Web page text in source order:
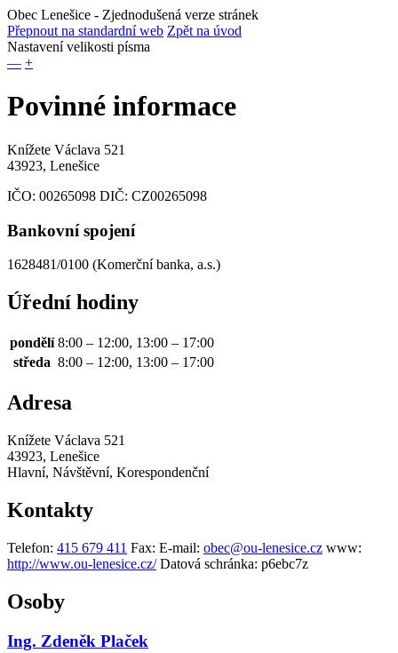
Obec Lenešice - Zjednodušená verze stránek
Přepnout na standardní web Zpět na úvod
Nastavení velikosti písma
— +
Povinné informace
Knížete Václava 521
43923, Lenešice
IČO: 00265098 DIČ: CZ00265098
Bankovní spojení
1628481/0100 (Komerční banka, a.s.)
Úřední hodiny
pondělí 8:00 – 12:00, 13:00 – 17:00
středa 8:00 – 12:00, 13:00 – 17:00
Adresa
Knížete Václava 521
43923, Lenešice
Hlavní, Návštěvní, Korespondenční
Kontakty
Telefon: 415 679 411 Fax: E-mail: obec@ou-lenesice.cz www:
http://www.ou-lenesice.cz/ Datová schránka: p6ebc7z
Osoby
Ing. Zdeněk Plaček